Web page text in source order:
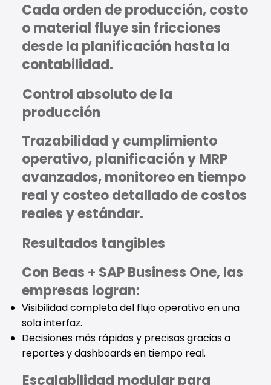
Cada orden de producción, costo
o material fluye sin fricciones
desde la planificación hasta la
contabilidad.
Control absoluto de la
producción
Trazabilidad y cumplimiento
operativo, planificación y MRP
avanzados, monitoreo en tiempo
real y costeo detallado de costos
reales y estándar.
Resultados tangibles
Con Beas + SAP Business One, las
empresas logran:
Visibilidad completa del flujo operativo en una
sola interfaz.
Decisiones más rápidas y precisas gracias a
reportes y dashboards en tiempo real.
Escalabilidad modular para